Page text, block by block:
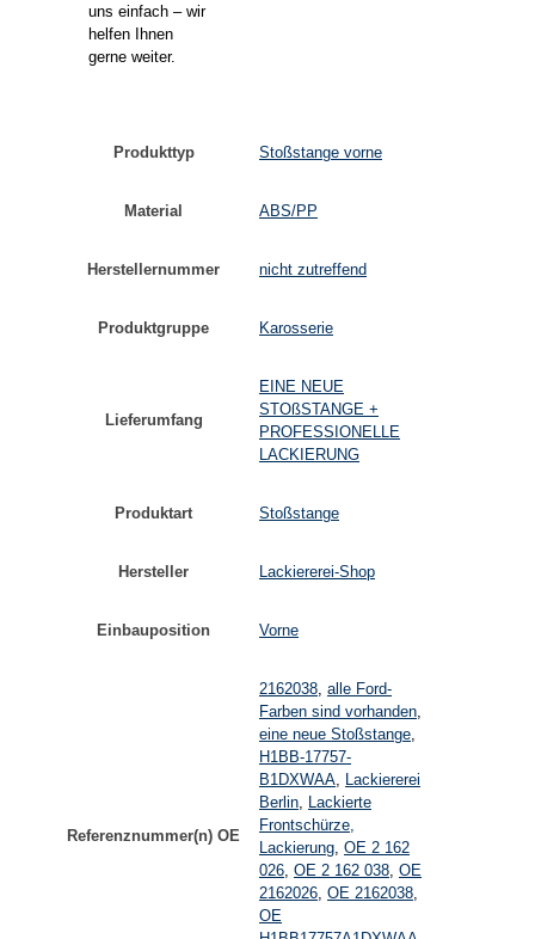
uns einfach – wir
helfen Ihnen
gerne weiter.
Produkttyp Stoßstange vorne
Material ABS/PP
Herstellernummer nicht zutreffend
Produktgruppe Karosserie
Lieferumfang
EINE NEUE
STOßSTANGE +
PROFESSIONELLE
LACKIERUNG
Produktart Stoßstange
Hersteller Lackiererei-Shop
Einbauposition Vorne
Referenznummer(n) OE
2162038, alle Ford-
Farben sind vorhanden,
eine neue Stoßstange,
H1BB-17757-
B1DXWAA, Lackiererei
Berlin, Lackierte
Frontschürze,
Lackierung, OE 2 162
026, OE 2 162 038, OE
2162026, OE 2162038,
OE